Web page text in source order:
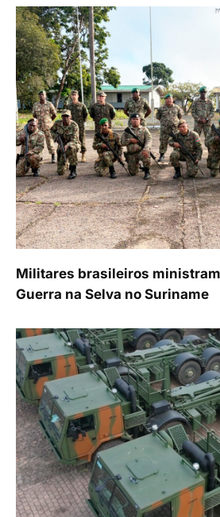
Militares brasileiros
Guerra na Selva no Suriname